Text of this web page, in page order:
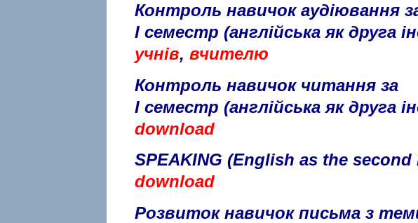
Контроль навичок аудіювання
I семестр (англійська як друга
учнів, вчителю
Контроль навичок читання за
I семестр (англійська як друга
download
SPEAKING (English as the second
download
Розвиток навичок письма з